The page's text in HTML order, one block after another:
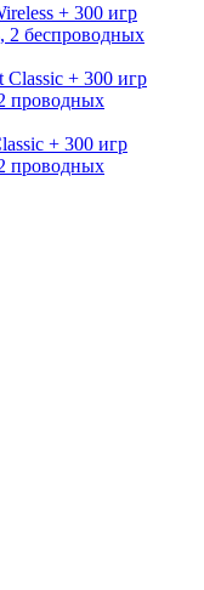
+ 300 игр
2 беспроводных
+ 300 игр
проводных